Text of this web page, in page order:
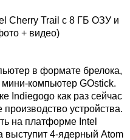
в формате брелока,
компьютер GOstick.
Indiegogo как раз сейчас
устройства.
на платформе Intel
выступит 4-ядерный Atom